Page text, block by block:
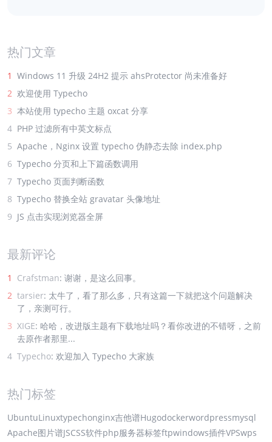
热门文章
1 Windows 11 升级 24H2 提示 ahsProtector 尚未准备好
2 欢迎使用 Typecho
3 本站使用 typecho 主题 oxcat 分享
4 PHP 过滤所有中英文标点
5 Apache，Nginx 设置 typecho 伪静态去除 index.php
6 Typecho 分页和上下篇函数调用
7 Typecho 页面判断函数
8 Typecho 替换全站 gravatar 头像地址
9 JS 点击实现浏览器全屏
最新评论
1 Crafstman: 谢谢，是这么回事。
2 tarsier: 太牛了，看了那么多，只有这篇一下就把这个问题解决
了，亲测可行。
3 XIGE: 哈哈，改进版主题有下载地址吗？看你改进的不错呀，之前
去原作者那里...
4 Typecho: 欢迎加入 Typecho 大家族
热门标签
UbuntuLinuxtypechonginx吉他谱Hugodockerwordpressmysql
Apache图片谱JSCSS软件php服务器标签ftpwindows插件VPSwps